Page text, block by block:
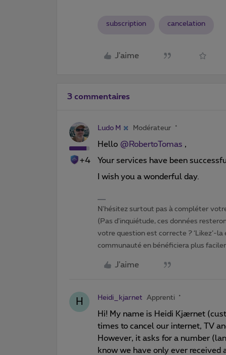
subscription cancelation
J'aime
3 commentaires
+4
Ludo M Modérateur
Hello ​ @RobertoTomas ,
Your services have been
I wish you a wonderful day.
N'hésitez surtout pas à compléter
(Pas d'inquiétude, ces données
votre question est correcte ? ‘Likez’-la
communauté en bénéficiera plus
J'aime
H Heidi_kjarnet Apprenti
Hi! My name is Heidi Kjærnet
times to cancel our internet, TV
However, it asks for a number
know we have only ever